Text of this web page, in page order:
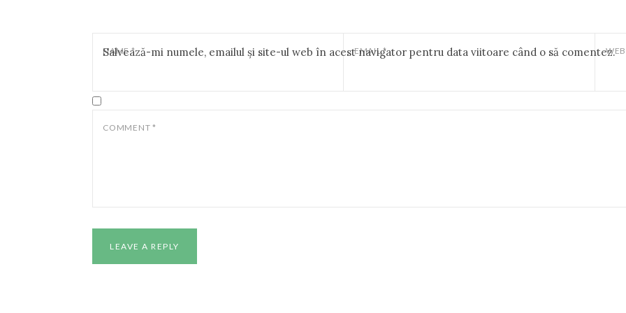
NAME* EMAIL*
Salvează-mi numele, emailul și site-ul web în acest navigator pentru data viitoare când o să comentez.
COMMENT *